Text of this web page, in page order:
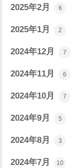
2025年2月 6
2025年1月 2
2024年12月 7
2024年11月 6
2024年10月 7
2024年9月 5
2024年8月 3
2024年7月 10